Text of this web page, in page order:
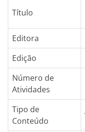
Título
Editora
Edição
Número de
Atividades
Tipo de
Conteúdo